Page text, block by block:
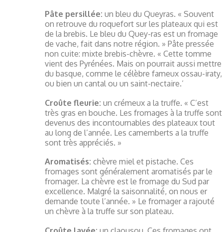
Pâte persillée: un bleu du Queyras. « Souvent
on retrouve du roquefort sur les plateaux qui est
de la brebis. Le bleu du Quey-ras est un fromage
de vache, fait dans notre région. » Pâte pressée
non cuite: mixte brebis-chèvre. « Cette tomme
vient des Pyrénées. Mais on pourrait aussi mettre
du basque, comme le célèbre fameux ossau-iraty,
ou bien un cantal ou un saint-nectaire.’
Croûte fleurie: un crémeux a la truffe. « C’est
très gras en bouche. Les fromages à la truffe sont
devenus des incontournables des plateaux tout
au long de l’année. Les camemberts a la truffe
sont très appréciés. »
Aromatisés: chèvre miel et pistache. Ces
fromages sont généralement aromatisés par le
fromager. La chèvre est le fromage du Sud par
excellence. Malgré la saisonnalité, on nous er
demande toute l’année. » Le fromager a rajouté
un chèvre à la truffe sur son plateau.